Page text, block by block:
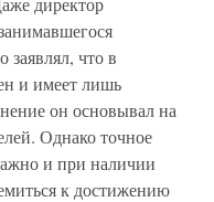
заявлял, что в
и имеет лишь
он основывал на
Однако точное
и при наличии
к достижению